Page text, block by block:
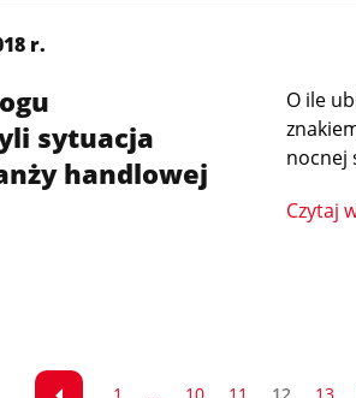
r.
sytuacja
handlowej
O ile
nocnej
Czytaj